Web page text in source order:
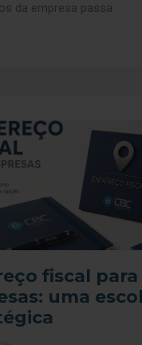
da empresa passa
fiscal para
uma